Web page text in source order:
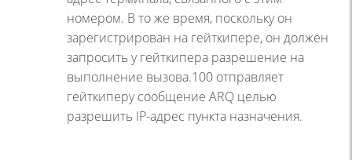
номером. В то же время, поскольку он
зарегистрирован на гейткипере, он должен
запросить у гейткипера разрешение на
выполнение вызова.100 отправляет
гейткиперу сообщение ARQ целью
разрешить IP-адрес пункта назначения.